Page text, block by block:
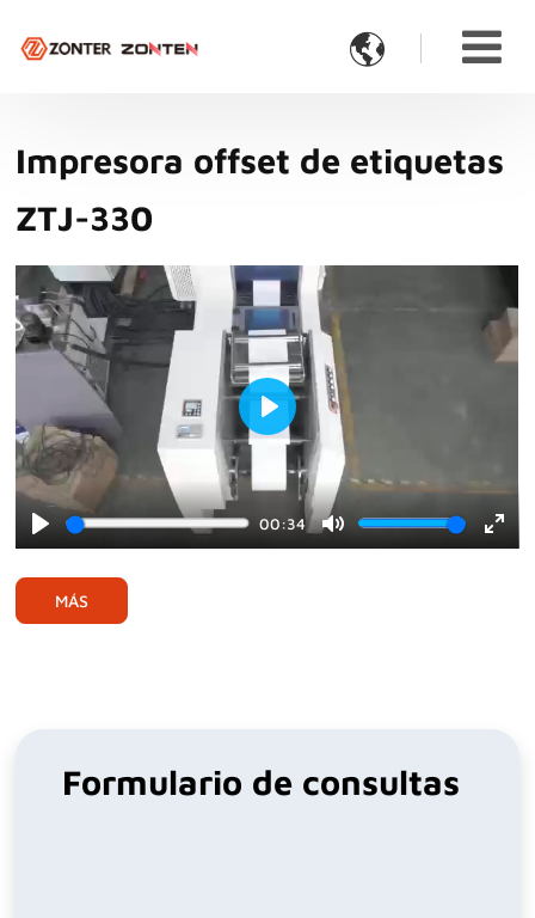

Impresora offset de etiquetas
ZTJ-330
Play
00:34
Mute
Play
MÁS
Formulario de consultas